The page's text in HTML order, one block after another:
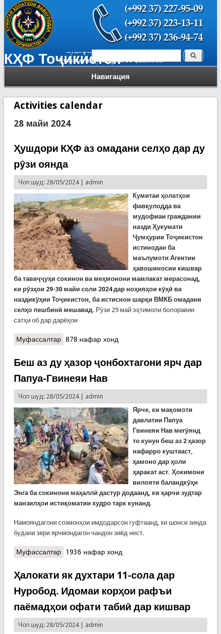
КҲФ Тоҷикистон
Навигация
Форма поиска Поиск
Activities calendar
28 майи 2024
Ҳушдори КҲФ аз омадани селҳо дар ду
рӯзи оянда
Чоп шуд: 28/05/2024 | admin
Кумитаи ҳолатҳои
фавқулодда ва
мудофиаи граждании
назди Ҳукумати
Ҷумҳурии Тоҷикистон
истинодан ба
маълумоти Агентии
ҳавошиносии кишвар
ба таваҷҷуҳи сокинон ва меҳмонони мамлакат мерасонад,
ки рӯзҳои 29-30 майи соли 2024 дар ноҳияҳои кӯҳӣ ва
наздикӯҳии Тоҷикистон, ба истиснои шарқи ВМКБ омадани
селҳо пешбинӣ мешавад. Рӯзи 29 май эҳтимоли болоравии
сатҳи об дар дарёҳои
Муфассалтаро Ҳушдори КҲФ аз омадани селҳо дар ду рӯзи
878 нафар хонд
Беш аз ду ҳазор ҷонбохтагони ярч дар
Папуа-Гвинеяи Нав
Чоп шуд: 28/05/2024 | admin
Ярче, ки мақомоти
давлатии Папуа
Гвинеяи Нав мегӯянд
то кунун беш аз 2 ҳазор
нафарро куштааст,
ҳамоно дар ҳоли
ҳаракат аст. Ҳокимони
вилояти баландкӯҳи
Энга ба сокинони маҳаллӣ дастур додаанд, ки ҳарчи зудтар
манзилҳои истиқоматии худро тарк кунанд.
Намояндагони созмонҳои имдодарсон гуфтаанд, ки шонси зинда
будани зери ярчмондагон чандон зиёд нест.
Муфассалтаро Беш аз ду ҳазор ҷонбохтагони ярч дар Папуа-
1936 нафар хонд
Ҳалокати як духтари 11-сола дар
Нуробод. Идомаи корҳои рафъи
паёмадҳои офати табиӣ дар кишвар
Чоп шуд: 28/05/2024 | admin